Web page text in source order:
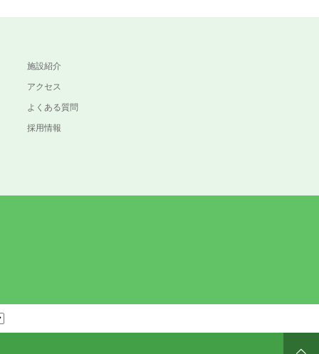
施設紹介
アクセス
よくある質問
採用情報